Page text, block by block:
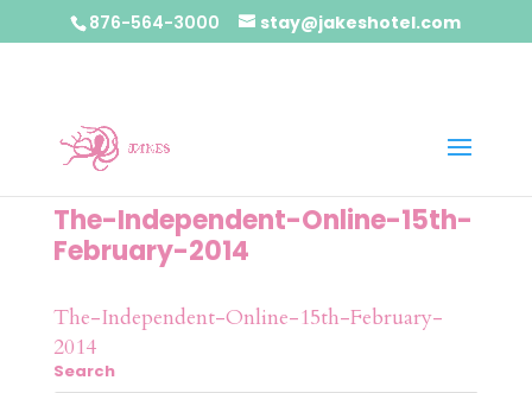
876-564-3000 stay@jakeshotel.com
The-Independent-Online-15th-
February-2014
The-Independent-Online-15th-February-
2014
Search